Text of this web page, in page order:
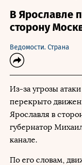
В Ярославле
сторону
Ведомости. Страна
Из-за угрозы
перекрыто
Ярославля в
губернатор
канале.
По его словам,